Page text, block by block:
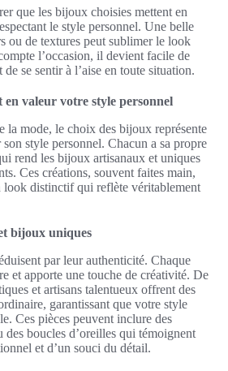
que les bijoux choisies mettent en
le style personnel. Une belle
ou de textures peut sublimer le look
l’occasion, il devient facile de
se sentir à l’aise en toute situation.
valeur votre style personnel
la mode, le choix des bijoux représente
style personnel. Chacun a sa propre
rend les bijoux artisanaux et uniques
Ces créations, souvent faites main,
look distinctif qui reflète véritablement
bijoux uniques
par leur authenticité. Chaque
et apporte une touche de créativité. De
et artisans talentueux offrent des
garantissant que votre style
Ces pièces peuvent inclure des
des boucles d’oreilles qui témoignent
et d’un souci du détail.